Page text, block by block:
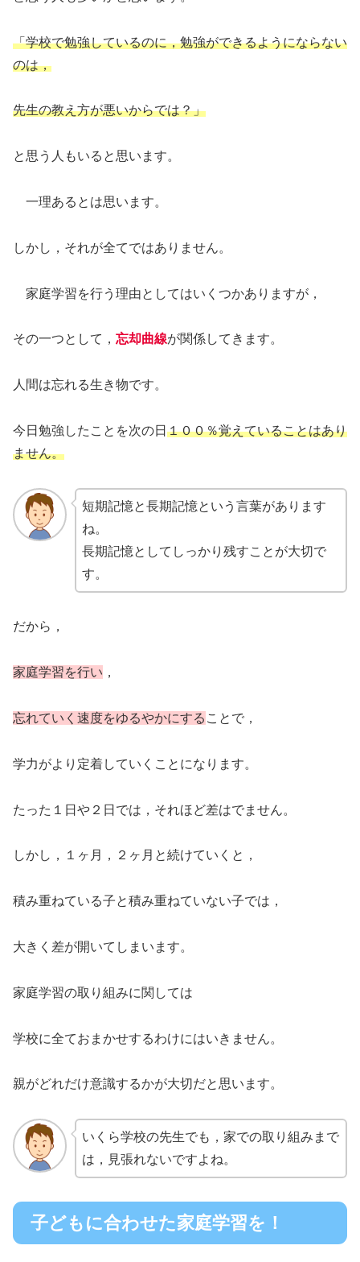
「学校で勉強しているのに，勉強ができるようにならない
のは，
先生の教え方が悪いからでは？」
と思う人もいると思います。
一理あるとは思います。
しかし，それが全てではありません。
家庭学習を行う理由としてはいくつかありますが，
その一つとして， 忘却曲線が関係してきます。
人間は忘れる生き物です。
今日勉強したことを次の日 １００％覚えていることはあり
ません。
短期記憶と長期記憶という言葉があります
ね。
長期記憶としてしっかり残すことが大切で
す。
だから，
家庭学習を行い ，
忘れていく速度をゆるやかにする ことで，
学力がより定着していくことになります。
たった１日や２日では，それほど差はでません。
しかし，１ヶ月，２ヶ月と続けていくと，
積み重ねている子と積み重ねていない子では，
大きく差が開いてしまいます。
家庭学習の取り組みに関しては
学校に全ておまかせするわけにはいきません。
親がどれだけ意識するかが大切だと思います。
いくら学校の先生でも，家での取り組みまで
は，見張れないですよね。
子どもに合わせた家庭学習を！